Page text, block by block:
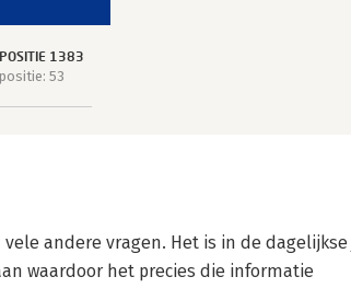
1383
53
andere vragen. Het is in de dagelijkse
waardoor het precies die informatie